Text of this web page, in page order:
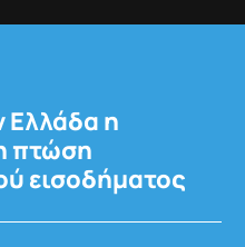
η
πτώση
εισοδήματος